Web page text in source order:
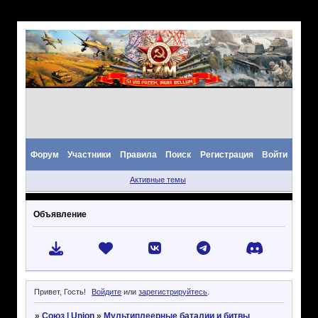
Форум Участники Правила Поиск Регистрация Войти
Активные темы
Объявление
Привет, Гость! Войдите илизарегистрируйтесь